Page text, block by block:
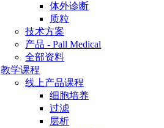
体外诊断
质粒
技术方案
产品 - Pall Medical
全部资料
教学课程
线上产品课程
细胞培养
过滤
层析